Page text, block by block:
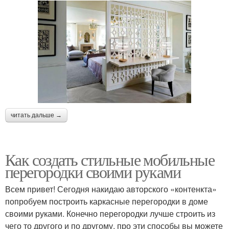
читать дальше →
Как создать стильные мобильные
перегородки своими руками
Всем привет! Сегодня накидаю авторского «контенкта»
попробуем построить каркасные перегородки в доме
своими руками. Конечно перегородки лучше строить из
чего то другого и по другому, про эти способы вы можете